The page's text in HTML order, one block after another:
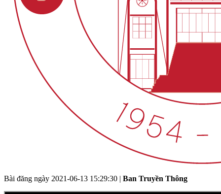
Bài đăng ngày 2021-06-13 15:29:30 | Ban Truyền Thông